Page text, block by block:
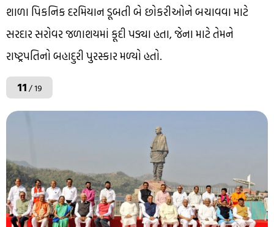
શાળા પિકનિક દરમિયાન ડૂબતી બે છોકરીઓને બચાવવા માટે
સરદાર સરોવર જળાશયમાં કૂદી પડ્યા હતા, જેના માટે તેમને
રાષ્ટ્રપતિનો બહાદુરી પુરસ્કાર મળ્યો હતો.
11/ 19